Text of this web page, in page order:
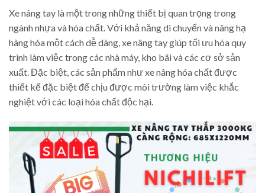
Xe nâng tay là một trong những thiết bị quan trọng trong
ngành nhựa và hóa chất. Với khả năng di chuyển và nâng hạ
hàng hóa một cách dễ dàng, xe nâng tay giúp tối ưu hóa quy
trình làm việc trong các nhà máy, kho bãi và các cơ sở sản
xuất. Đặc biệt, các sản phẩm như xe nâng hóa chất được
thiết kế đặc biệt để chịu được môi trường làm việc khắc
nghiệt với các loại hóa chất độc hại.